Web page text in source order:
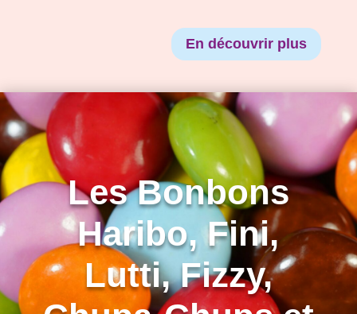
En découvrir plus
Les Bonbons
Haribo, Fini,
Lutti, Fizzy,